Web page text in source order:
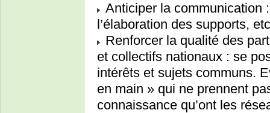
Anticiper la communication
l’élaboration des supports,
Renforcer la qualité des
et collectifs nationaux : se
intérêts et sujets communs.
en main » qui ne prennent
connaissance qu’ont les